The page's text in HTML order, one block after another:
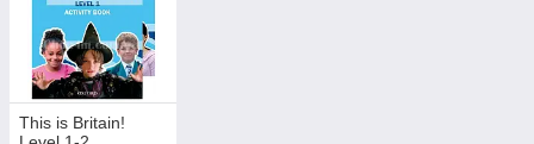
This is Britain!